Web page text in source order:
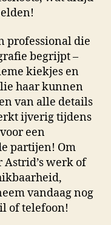
professional die
begrijpt –
kiekjes en
haar kunnen
van alle details
ijverig tijdens
een
partijen! Om
werk of
vandaag nog
of telefoon!